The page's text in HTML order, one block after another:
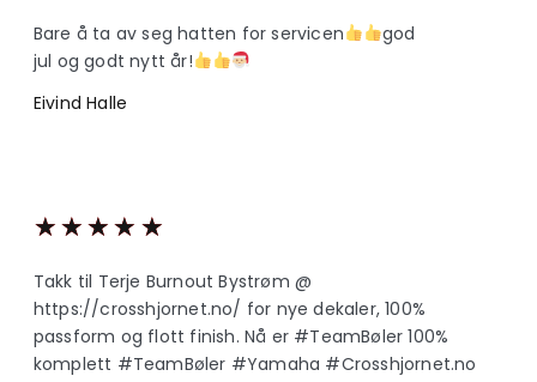
Bare å ta av seg hatten for servicen
god
jul og godt nytt år!
Eivind Halle
★ ★ ★ ★ ★
Takk til Terje Burnout Bystrøm @
https://crosshjornet.no/ for nye dekaler, 100%
passform og flott finish. Nå er #TeamBøler 100%
komplett #TeamBøler #Yamaha #Crosshjornet.no